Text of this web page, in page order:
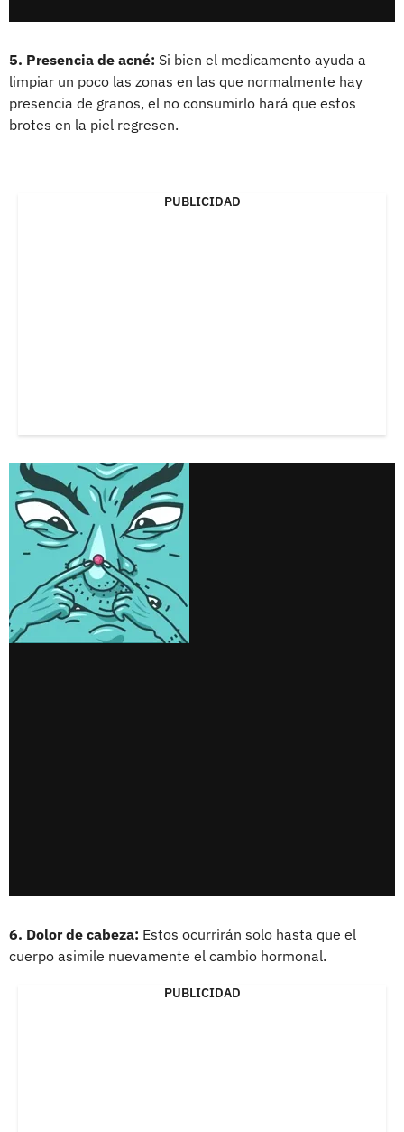
5. Presencia de acné: Si bien el medicamento ayuda a
limpiar un poco las zonas en las que normalmente hay
presencia de granos, el no consumirlo hará que estos
brotes en la piel regresen.
PUBLICIDAD
6. Dolor de cabeza: Estos ocurrirán solo hasta que el
cuerpo asimile nuevamente el cambio hormonal.
PUBLICIDAD